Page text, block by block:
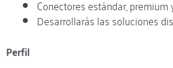
Conectores estándar,
Desarrollarás las soluciones
Perfil